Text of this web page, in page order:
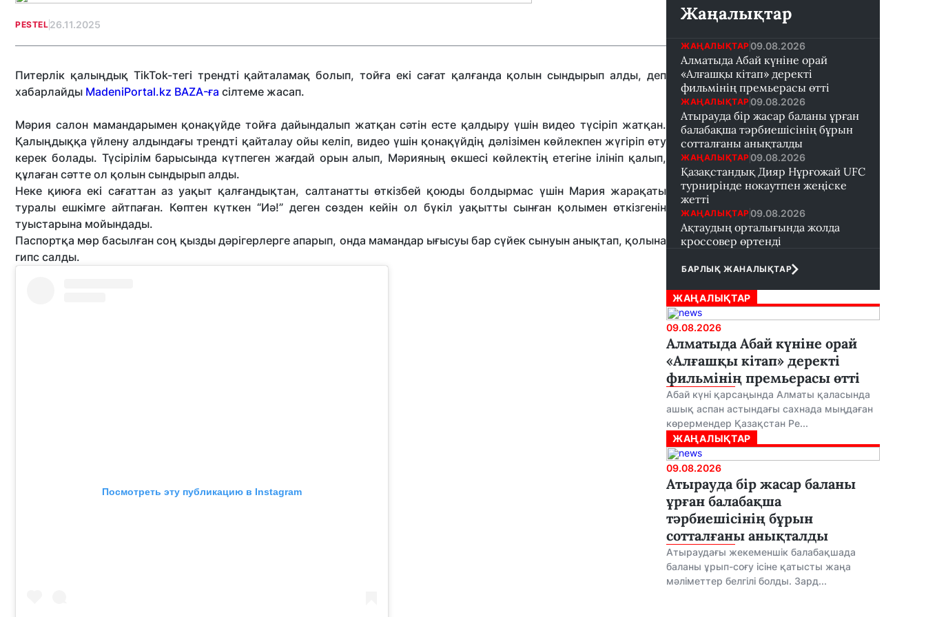
PESTEL 26.11.2025
Питерлік қалыңдық TikTok-тегі трендті қайталамақ болып, тойға екі сағат қалғанда қолын сындырып алды, деп
хабарлайды MadeniPortal.kz BAZA-ға сілтеме жасап.
Мәрия салон мамандарымен қонақүйде тойға дайындалып жатқан сәтін есте қалдыру үшін видео түсіріп жатқан.
Қалыңдыққа үйлену алдындағы трендті қайталау ойы келіп, видео үшін қонақүйдің дәлізімен көйлекпен жүгіріп өту
керек болады. Түсірілім барысында күтпеген жағдай орын алып, Мәрияның өкшесі көйлектің етегіне ілініп қалып,
құлаған сәтте ол қолын сындырып алды.
Неке қиюға екі сағаттан аз уақыт қалғандықтан, салтанатты өткізбей қоюды болдырмас үшін Мария жарақаты
туралы ешкімге айтпаған. Көптен күткен “Иә!” деген сөзден кейін ол бүкіл уақытты сынған қолымен өткізгенін
туыстарына мойындады.
Паспортқа мөр басылған соң қызды дәрігерлерге апарып, онда мамандар ығысуы бар сүйек сынуын анықтап, қолына
гипс салды.
Посмотреть эту публикацию в Instagram
Жаңалықтар
ЖАҢАЛЫҚТАР 09.08.2026
Алматыда Абай күніне орай
«Алғашқы кітап» деректі
фильмінің премьерасы өтті
ЖАҢАЛЫҚТАР 09.08.2026
Атырауда бір жасар баланы ұрған
балабақша тәрбиешісінің бұрын
сотталғаны анықталды
ЖАҢАЛЫҚТАР 09.08.2026
Қазақстандық Дияр Нұрғожай UFC
турнирінде нокаутпен жеңіске
жетті
ЖАҢАЛЫҚТАР 09.08.2026
Ақтаудың орталығында жолда
кроссовер өртенді
БАРЛЫҚ ЖАНАЛЫҚТАР
ЖАҢАЛЫҚТАР
09.08.2026
Алматыда Абай күніне орай
«Алғашқы кітап» деректі
фильмінің премьерасы өтті
Абай күні қарсаңында Алматы қаласында
ашық аспан астындағы сахнада мыңдаған
көрермендер Қазақстан Ре...
ЖАҢАЛЫҚТАР
09.08.2026
Атырауда бір жасар баланы
ұрған балабақша
тәрбиешісінің бұрын
сотталғаны анықталды
Атыраудағы жекеменшік балабақшада
баланы ұрып-соғу ісіне қатысты жаңа
мәліметтер белгілі болды. Зард...